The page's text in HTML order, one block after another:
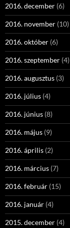
2016. december (6)
2016. november (10)
2016. október (6)
2016. szeptember (4)
2016. augusztus (3)
2016. július (4)
2016. június (8)
2016. május (9)
2016. április (2)
2016. március (7)
2016. február (15)
2016. január (4)
2015. december (4)